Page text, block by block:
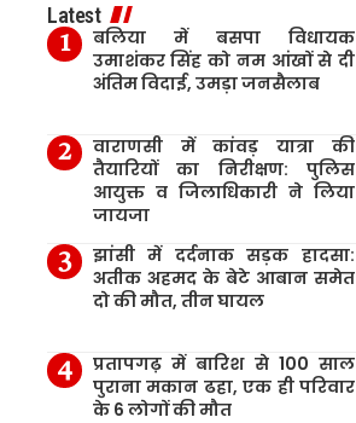
Latest
बलिया में बसपा विधायक
उमाशंकर सिंह को नम आंखों से दी
अंतिम विदाई, उमड़ा जनसैलाब
वाराणसी में कांवड़ यात्रा की
तैयारियों का निरीक्षण: पुलिस
आयुक्त व जिलाधिकारी ने लिया
जायजा
झांसी में दर्दनाक सड़क हादसा:
अतीक अहमद के बेटे आबान समेत
दो की मौत, तीन घायल
प्रतापगढ़ में बारिश से 100 साल
पुराना मकान ढहा, एक ही परिवार
के 6 लोगों की मौत